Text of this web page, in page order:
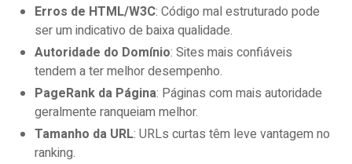
Erros de HTML/W3C: Código mal estruturado pode
ser um indicativo de baixa qualidade.
Autoridade do Domínio: Sites mais confiáveis
tendem a ter melhor desempenho.
PageRank da Página: Páginas com mais autoridade
geralmente ranqueiam melhor.
Tamanho da URL: URLs curtas têm leve vantagem no
ranking.